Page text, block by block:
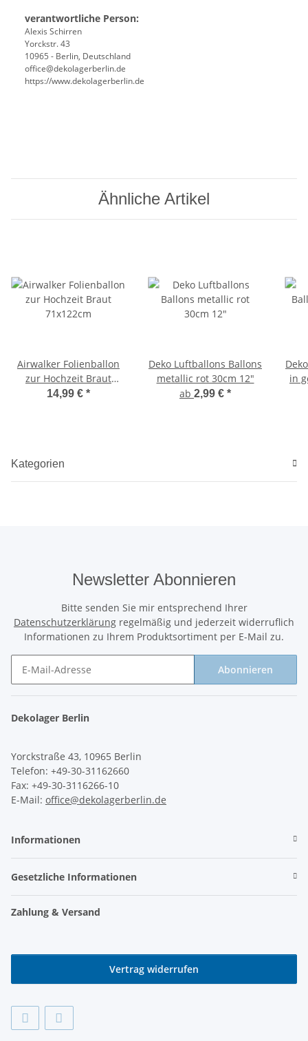
verantwortliche Person:
Alexis Schirren
Yorckstr. 43
10965 - Berlin, Deutschland
office@dekolagerberlin.de
https://www.dekolagerberlin.de
Ähnliche Artikel
Airwalker Folienballon
zur Hochzeit Braut
71x122cm
14,99 € *
Deko Luftballons Ballons
metallic rot 30cm 12"
ab 2,99 € *
in
Kategorien
Newsletter Abonnieren
Bitte senden Sie mir entsprechend Ihrer
Datenschutzerklärung regelmäßig und jederzeit widerruflich
Informationen zu Ihrem Produktsortiment per E-Mail zu.
Abonnieren
Dekolager Berlin
Yorckstraße 43, 10965 Berlin
Telefon: +49-30-31162660
Fax: +49-30-3116266-10
E-Mail: office@dekolagerberlin.de
Informationen
Gesetzliche Informationen
Zahlung & Versand
Vertrag widerrufen